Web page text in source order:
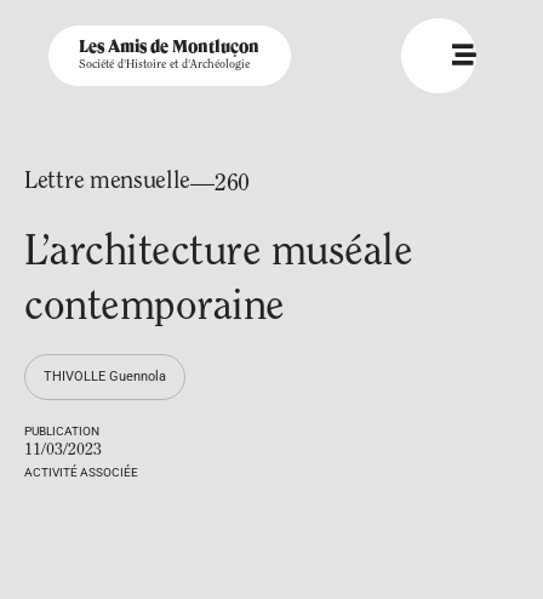
Les Amis de Montluçon
Société d'Histoire et d'Archéologie
Lettre mensuelle—260
L’architecture muséale
contemporaine
PUBLICATION
11/03/2023
ACTIVITÉ ASSOCIÉE
THIVOLLE Guennola